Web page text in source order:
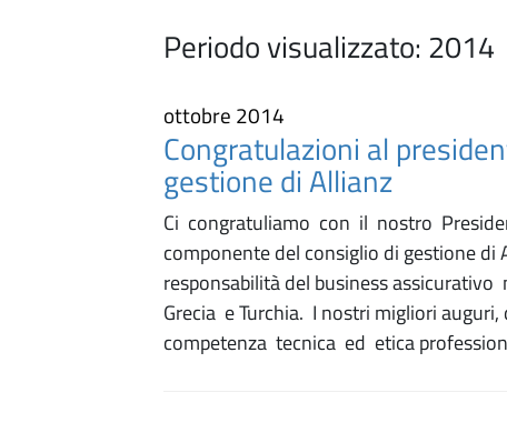
Periodo visualizzato: 2014
ottobre 2014
Congratulazioni al
gestione di Allianz
Ci congratuliamo con il nostro
componente del consiglio di gestione
responsabilità del business assicurativo
Grecia e Turchia. I nostri migliori
competenza tecnica ed etica